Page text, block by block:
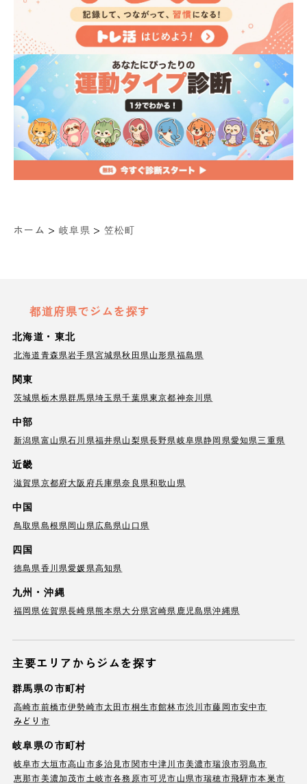
ホーム > 岐阜県 > 笠松町
都道府県でジムを探す
北海道・東北
北海道青森県岩手県宮城県秋田県山形県福島県
関東
茨城県栃木県群馬県埼玉県千葉県東京都神奈川県
中部
新潟県富山県石川県福井県山梨県長野県岐阜県静岡県愛知県三重県
近畿
滋賀県京都府大阪府兵庫県奈良県和歌山県
中国
鳥取県島根県岡山県広島県山口県
四国
徳島県香川県愛媛県高知県
九州・沖縄
福岡県佐賀県長崎県熊本県大分県宮崎県 鹿児島県沖縄県
主要エリアからジムを探す
群馬県の市町村
高崎市前橋市伊勢崎市太田市桐生市館林市渋川市藤岡市安中市
みどり市
岐阜県の市町村
岐阜市大垣市高山市多治見市関市中津川市美濃市瑞浪市羽島市
恵那市美濃加茂市土岐市各務原市可児市山県市瑞穂市飛騨市本巣市